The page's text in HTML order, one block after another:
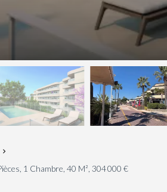
1 Chambre, 40 M², 304 000 €